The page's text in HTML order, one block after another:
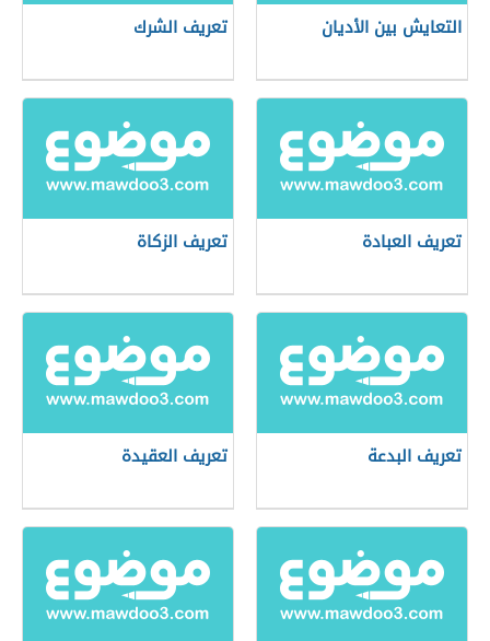
التعايش بين الأديان تعريف الشرك
تعريف العبادة تعريف الزكاة
تعريف البدعة تعريف العقيدة